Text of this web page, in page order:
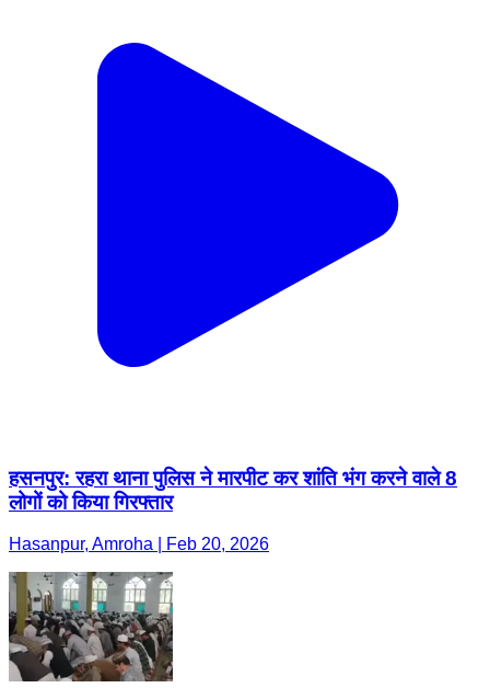
हसनपुर: रहरा थाना पुलिस ने मारपीट कर शांति भंग करने वाले 8
लोगों को किया गिरफ्तार
Hasanpur, Amroha | Feb 20, 2026